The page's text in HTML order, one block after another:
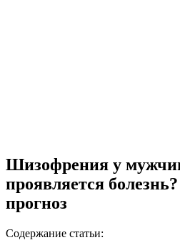
Шизофрения у
проявляется
прогноз
Содержание статьи: